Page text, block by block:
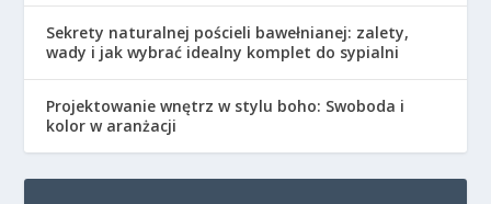
Sekrety naturalnej pościeli bawełnianej: zalety,
wady i jak wybrać idealny komplet do sypialni
Projektowanie wnętrz w stylu boho: Swoboda i
kolor w aranżacji